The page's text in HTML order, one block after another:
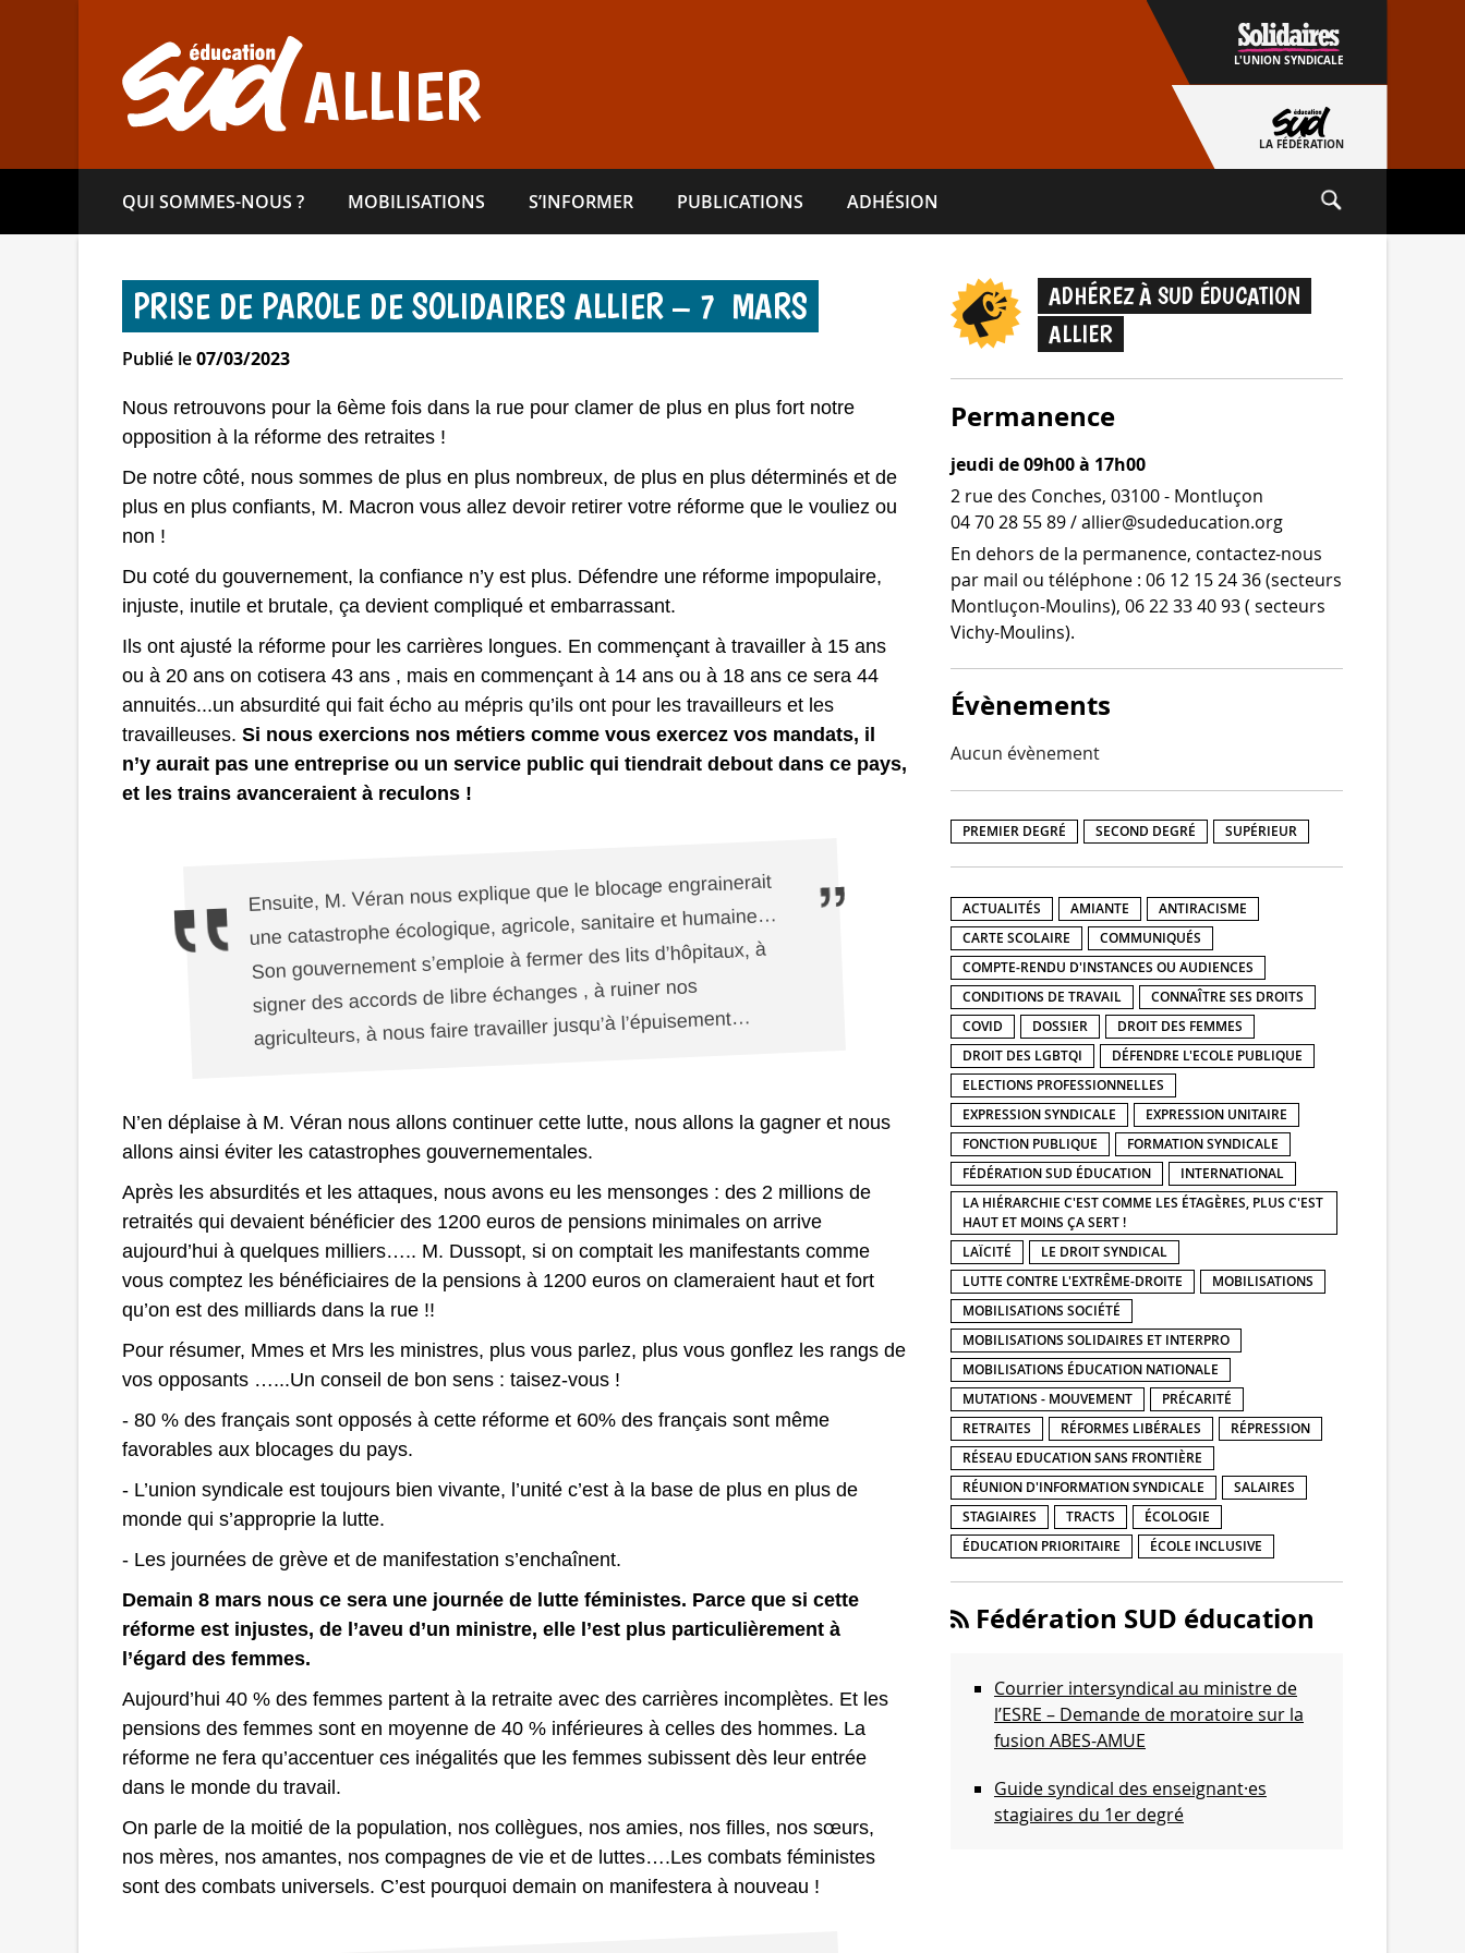
ALLIER L'UNION SYNDICALE
LA FÉDÉRATION
QUI SOMMES-​NOUS ? MOBILISATIONS S’INFORMER PUBLICATIONS ADHÉSION
PRISE DE PAROLE DE SOLIDAIRES ALLIER – 7 MARS
Publié le07/03/2023
Nous retrouvons pour la 6ème fois dans la rue pour clamer de plus en plus fort notre
opposition à la réforme des retraites !
De notre côté, nous sommes de plus en plus nombreux, de plus en plus déterminés et de
plus en plus confiants, M. Macron vous allez devoir retirer votre réforme que le vouliez ou
non !
Du coté du gouvernement, la confiance n’y est plus. Défendre une réforme impopulaire,
injuste, inutile et brutale, ça devient compliqué et embarrassant.
Ils ont ajusté la réforme pour les carrières longues. En commençant à travailler à 15 ans
ou à 20 ans on cotisera 43 ans , mais en commençant à 14 ans ou à 18 ans ce sera 44
annuités...un absurdité qui fait écho au mépris qu’ils ont pour les travailleurs et les
travailleuses. Si nous exercions nos métiers comme vous exercez vos mandats, il
n’y aurait pas une entreprise ou un service public qui tiendrait debout dans ce pays,
et les trains avanceraient à reculons !
Ensuite, M. Véran nous explique que le blocage engrainerait
une catastrophe écologique, agricole, sanitaire et humaine…
Son gouvernement s’emploie à fermer des lits d’hôpitaux, à
signer des accords de libre échanges , à ruiner nos
agriculteurs, à nous faire travailler jusqu’à l’épuisement…
N’en déplaise à M. Véran nous allons continuer cette lutte, nous allons la gagner et nous
allons ainsi éviter les catastrophes gouvernementales.
Après les absurdités et les attaques, nous avons eu les mensonges : des 2 millions de
retraités qui devaient bénéficier des 1200 euros de pensions minimales on arrive
aujourd’hui à quelques milliers….. M. Dussopt, si on comptait les manifestants comme
vous comptez les bénéficiaires de la pensions à 1200 euros on clameraient haut et fort
qu’on est des milliards dans la rue !!
Pour résumer, Mmes et Mrs les ministres, p lus vous parlez, plus vous gonflez les rangs de
vos opposants …...Un conseil de bon sens : taisez-vous !
- 80 % des français sont opposés à cette réforme et 60% des français sont même
favorables aux blocages du pays.
- L’union syndicale est toujours bien vivante, l’unité c’est à la base de plus en plus de
monde qui s’approprie la lutte.
- Les journées de grève et de manifestation s’enchaînent.
Demain 8 mars nous ce sera une journée de lutte féministes. Parce que si cette
réforme est injustes, de l’aveu d’un ministre, elle l’est plus particulièrement à
l’égard des femmes.
Aujourd’hui 40 % des femmes partent à la retraite avec des carrières incomplètes. Et les
pensions des femmes sont en moyenne de 40 % inférieures à celles des hommes. La
réforme ne fera qu’accentuer ces inégalités que les femmes subissent dès leur entrée
dans le monde du travail.
On parle de la moitié de la population, nos collègues, nos amies, nos filles, nos sœurs,
nos mères, nos amantes, nos compagnes de vie et de luttes….Les combats féministes
sont des combats universels. C’est pourquoi demain on manifestera à nouveau !
ADHÉREZ À SUD ÉDUCATION
ALLIER
Permanence
jeudi de 09h00 à 17h00
2 rue des Conches, 03100 - Montluçon
04 70 28 55 89 / allier@sudeducation.org
En dehors de la per­ma­nence, contactez-​nous
par mail ou télé­phone : 06 12 15 24 36 (sec­teurs
Montluçon-​Moulins), 06 22 33 40 93 ( sec­teurs
Vichy-Moulins).
Évènements
Aucun évènement
PREMIER DEGRÉ SECOND DEGRÉ SUPÉRIEUR
ACTUALITÉS AMIANTE
ANTIRACISME
CARTE SCOLAIRE
COMMUNIQUÉS
COMPTE-RENDU D'INSTANCES OU AUDIENCES
CONDITIONS DE TRAVAIL
CONNAÎTRE SES DROITS
COVID
DOSSIER
DROIT DES FEMMES
DROIT DES LGBTQI
DÉFENDRE L'ECOLE PUBLIQUE
ELECTIONS PROFESSIONNELLES
EXPRESSION SYNDICALE
EXPRESSION UNITAIRE
FONCTION PUBLIQUE
FORMATION SYNDICALE
FÉDÉRATION SUD ÉDUCATION
INTERNATIONAL
LA HIÉRARCHIE C'EST COMME LES ÉTAGÈRES, PLUS C'EST
HAUT ET MOINS ÇA SERT !
LAÏCITÉ
LE DROIT SYNDICAL
LUTTE CONTRE L'EXTRÊME-DROITE
MOBILISATIONS
MOBILISATIONS SOCIÉTÉ
MOBILISATIONS SOLIDAIRES ET INTERPRO
MOBILISATIONS ÉDUCATION NATIONALE
MUTATIONS - MOUVEMENT
PRÉCARITÉ
RETRAITES
RÉFORMES LIBÉRALES
RÉPRESSION
RÉSEAU EDUCATION SANS FRONTIÈRE
RÉUNION D'INFORMATION SYNDICALE
SALAIRES
STAGIAIRES
TRACTS
ÉCOLOGIE
ÉDUCATION PRIORITAIRE
ÉCOLE INCLUSIVE
Fédération SUD éducation
Courrier intersyndical au ministre de
l’ESRE – Demande de moratoire sur la
fusion ABES-AMUE
Guide syndical des enseignant·es
stagiaires du 1er degré